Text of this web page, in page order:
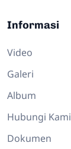
Informasi
Video
Galeri
Album
Hubungi Kami
Dokumen